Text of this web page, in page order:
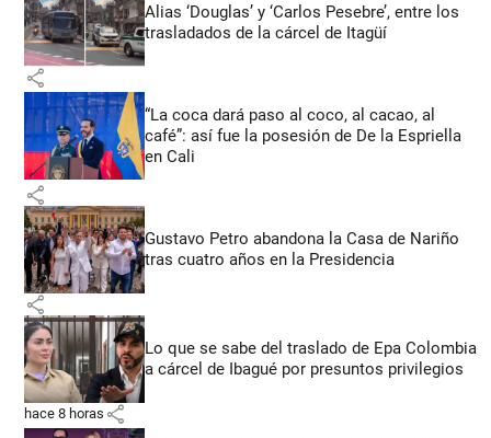
Alias ‘Douglas’ y ‘Carlos Pesebre’, entre los
trasladados de la cárcel de Itagüí
share
“La coca dará paso al coco, al cacao, al
café”: así fue la posesión de De la Espriella
en Cali
share
Gustavo Petro abandona la Casa de Nariño
tras cuatro años en la Presidencia
share
Lo que se sabe del traslado de Epa Colombia
a cárcel de Ibagué por presuntos privilegios
hace 8 horas share